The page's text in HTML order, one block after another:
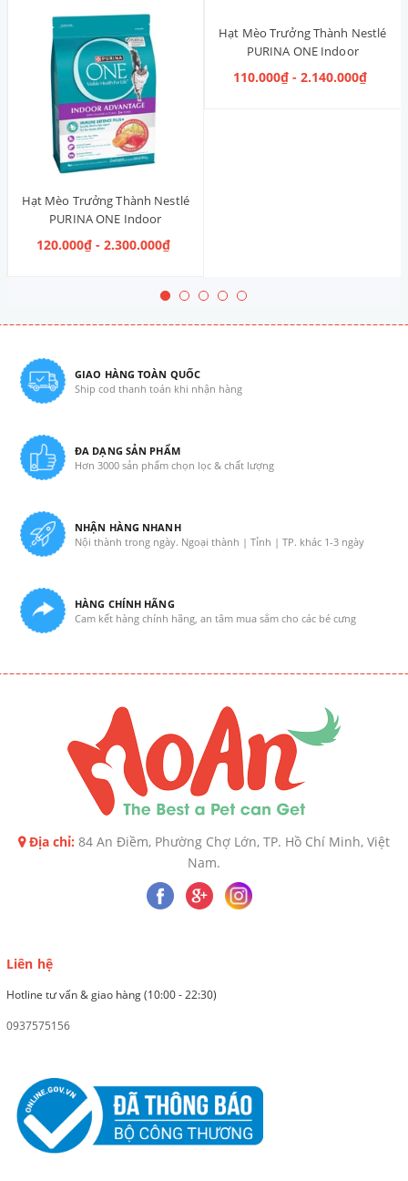
Hạt Mèo Trưởng Thành Nestlé
PURINA ONE Indoor
Advantage Salmon & Tuna [Vị
Cá Hồi & Cá Ngừ]
120.000₫ - 2.300.000₫
Hạt Mèo Trưởng Thành Nestlé
PURINA ONE Indoor
Advantage [Vị Gà]
110.000₫ - 2.140.000₫
GIAO HÀNG TOÀN QUỐC
Ship cod thanh toán khi nhận hàng
ĐA DẠNG SẢN PHẨM
Hơn 3000 sản phẩm chọn lọc & chất lượng
NHẬN HÀNG NHANH
Nội thành trong ngày. Ngoại thành | Tỉnh | TP. khác 1-3 ngày
HÀNG CHÍNH HÃNG
Cam kết hàng chính hãng, an tâm mua sắm cho các bé cưng
Địa chỉ: 84 An Điềm, Phường Chợ Lớn, TP. Hồ Chí Minh, Việt
Nam.
Liên hệ
Hotline tư vấn & giao hàng (10:00 - 22:30)
0937575156